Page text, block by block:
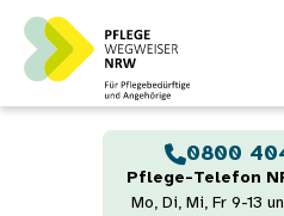
Direkt zum Inhalt
0800
Pflege-Telefon
Mo, Di, Mi, Fr 9-13